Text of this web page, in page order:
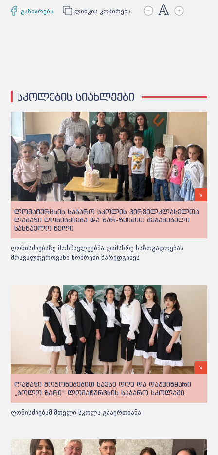
გაზიარება ლინკის კოპირება
სკოლების სიახლეები
ლომატურცხის საჯარო სკოლის პირველკლასელთა
ლამაზი ღონისძიება და ზარ-ზეიმით შეჯამებული
სასწავლო წელი
ღონისძიებაზე მოსწავლეებმა დამსწრე საზოგადოებას
მრავალფეროვანი ნომრები წარუდგინეს
ლამაზი მოგონებებით სავსე დღე და დაუვიწყარი
„ბოლო ზარი“ ლომატურცხის საჯარო სკოლაში
ღონისძიებამ მთელი სკოლა გააერთიანა